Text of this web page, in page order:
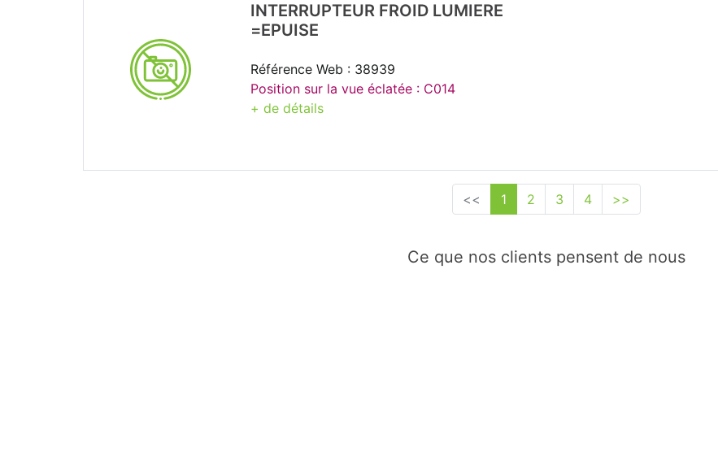
INTERRUPTEUR FROID LUMIERE
=EPUISE
Référence Web : 38939
Position sur la vue éclatée : C014
+ de détails
<< 1 2 3 4 >>
Ce que nos clients pensent de nous